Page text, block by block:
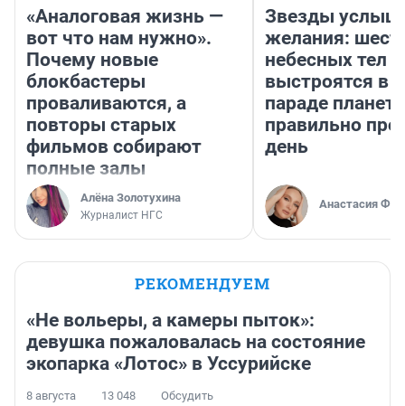
«Аналоговая жизнь —
вот что нам нужно».
Почему новые
блокбастеры
проваливаются, а
повторы старых
фильмов собирают
полные залы
Алёна Золотухина
Журналист НГС
Звезды
желания:
небесных тел
выстроятся в
параде планет
правильно
день
Анастасия
РЕКОМЕНДУЕМ
«Не вольеры, а камеры пыток»:
девушка пожаловалась на состояние
экопарка «Лотос» в Уссурийске
8 августа 13 048 Обсудить